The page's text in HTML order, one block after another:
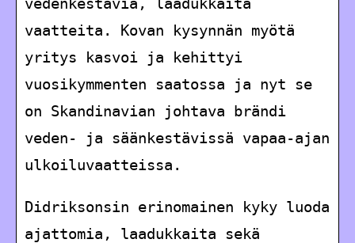
vaatteita. Kovan kysynnän myötä
yritys kasvoi ja kehittyi
vuosikymmenten saatossa ja nyt se
on Skandinavian johtava brändi
veden- ja säänkestävissä vapaa-ajan
ulkoiluvaatteissa.
Didriksonsin erinomainen kyky luoda
ajattomia, laadukkaita sekä